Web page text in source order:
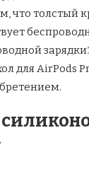
что толстый
для AirPods